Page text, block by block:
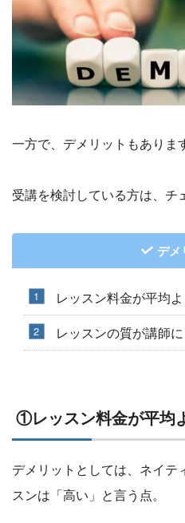
一方で、デメリットもありま
受講を検討している方は、チ
デメ
レッスン料金が平均
レッスンの質が講師
①レッスン料金が平均
デメリットとしては、ネイテ
スンは「高い」と言う点。